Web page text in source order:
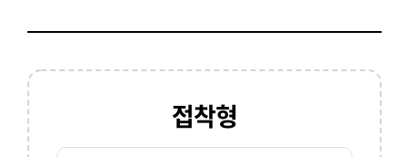
접착형